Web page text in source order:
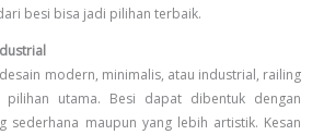
besi bisa jadi pilihan terbaik.
modern, minimalis, atau industrial, railing
utama. Besi dapat dibentuk dengan
sederhana maupun yang lebih artistik. Kesan